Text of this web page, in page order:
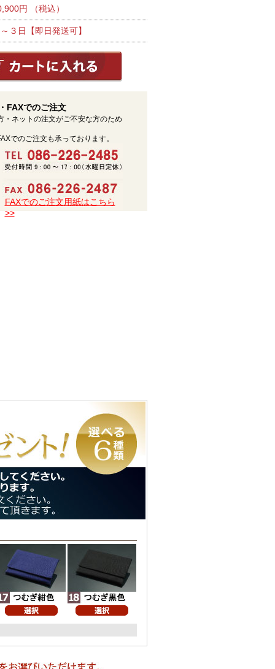
円 （税込）
３日【即日発送可】
FAXでのご注文
・ネットの注文がご不安な方のため
でのご注文も承っております。
FAXでのご注文用紙はこちら
>>